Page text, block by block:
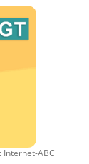
Internet-ABC